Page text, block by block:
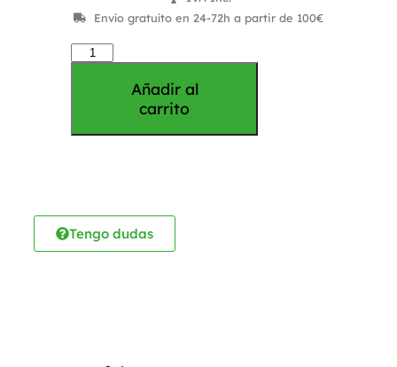
Envío gratuíto en 24-72h a partir de 100€
Añadir al
carrito
Tengo dudas